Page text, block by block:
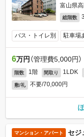
富山県
総階数
バス・トイレ別 駐車場
6万円 （管理費5,000円）
階数 1階 間取り 1LDK
敷/礼 不要/70,000円
マンション・アパート
セジ